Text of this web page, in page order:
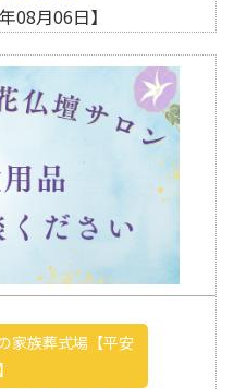
08月06日】
家族葬式場【平安